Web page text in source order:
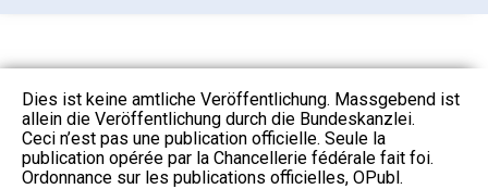
Dies ist keine amtliche Veröffentlichung. Massgebend ist
allein die Veröffentlichung durch die Bundeskanzlei.
Ceci n’est pas une publication officielle. Seule la
publication opérée par la Chancellerie fédérale fait foi.
Ordonnance sur les publications officielles, OPubl.